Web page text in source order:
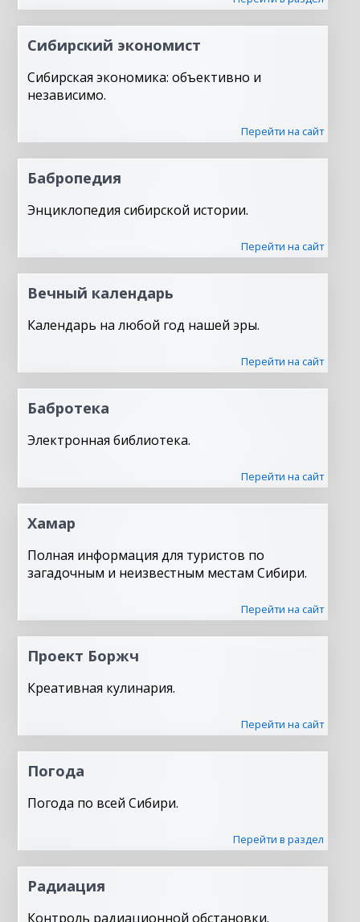
Сибирский экономист
Сибирская экономика: объективно и
независимо.
Перейти на сайт
Бабропедия
Энциклопедия сибирской истории.
Перейти на сайт
Вечный календарь
Календарь на любой год нашей эры.
Перейти на сайт
Бабротека
Электронная библиотека.
Перейти на сайт
Хамар
Полная информация для туристов по
загадочным и неизвестным местам Сибири.
Перейти на сайт
Проект Боржч
Креативная кулинария.
Перейти на сайт
Погода
Погода по всей Сибири.
Перейти в раздел
Радиация
Контроль радиационной обстановки.